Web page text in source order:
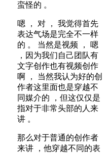
蛮怪的 。
嗯 ， 对 ， 我觉得首先
表达气场是完全不一样
的 。 当然是视频 ， 嗯
，因为我们自己团队有
文字创作也有视频创作
啊 ， 当然我认为好的创
作者这里面也是穿越不
同媒介的 ，但这仅仅是
指对于非常头部的人来
讲 。
那么对于普通的创作者
来讲 ，他穿越不同的表